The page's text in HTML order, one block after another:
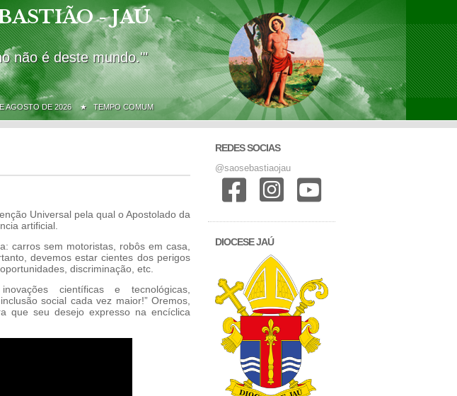
- JAÚ
não é deste mundo.'"
AGOSTO DE 2026 ★ TEMPO COMUM
Universal pela qual o Apostolado da
artificial.
carros sem motoristas, robôs em casa,
devemos estar cientes dos perigos
discriminação, etc.
científicas e tecnológicas,
social cada vez maior!” Oremos,
que seu desejo expresso na encíclica
REDES SOCIAS
@saosebastiaojau
DIOCESE JAÚ